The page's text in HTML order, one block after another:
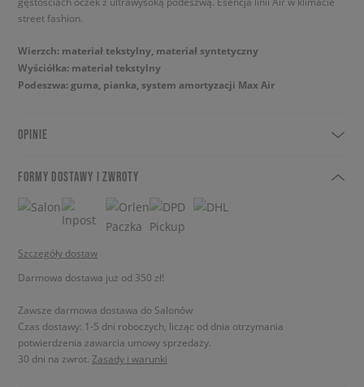
street fashion.
Wierzch: materiał tekstylny, materiał syntetyczny
Wyściółka: materiał tekstylny
Podeszwa: guma, pianka, system amortyzacji Max Air
OPINIE
FORMY DOSTAWY I ZWROTY
Szczegóły dostaw
Darmowa dostawa już od 350 zł!
Zawsze darmowa dostawa do Salonów
Czas dostawy: 1-5 dni roboczych, licząc od dnia otrzymania
potwierdzenia zawarcia umowy sprzedaży.
30 dni na zwrot. Zasady i warunki